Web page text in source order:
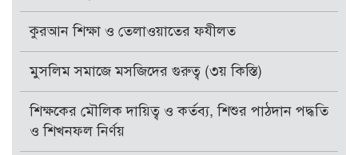
কুরআন শিক্ষা ও তেলাওয়াতের ফযীলত
মুসলিম সমাজে মসজিদের গুরুত্ব (৩য় কিস্তি)
শিক্ষকের মৌলিক দায়িত্ব ও কর্তব্য, শিশুর পাঠদান পদ্ধতি
ও শিখনফল নির্ণয়